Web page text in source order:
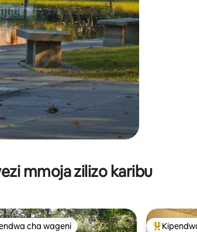
mmoja zilizo karibu
cha wageni